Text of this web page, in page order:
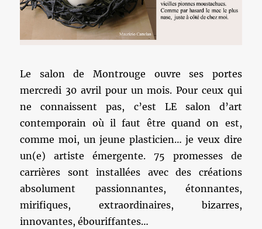
Le salon de Montrouge ouvre ses portes
mercredi 30 avril pour un mois. Pour ceux qui
ne connaissent pas, c’est LE salon d’art
contemporain où il faut être quand on est,
comme moi, un jeune plasticien… je veux dire
un(e) artiste émergente. 75 promesses de
carrières sont installées avec des créations
absolument passionnantes, étonnantes,
mirifiques, extraordinaires, bizarres,
innovantes, ébouriffantes…